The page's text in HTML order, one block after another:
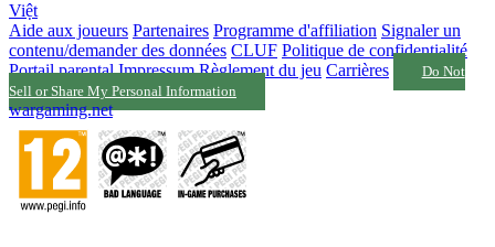
Việt
Aide aux joueurs Partenaires Programme d'affiliation Signaler un
contenu/demander des données CLUF Politique de confidentialité
Portail parental Impressum Règlement du jeu Carrières
Do Not
Sell or Share My Personal Information
wargaming.net